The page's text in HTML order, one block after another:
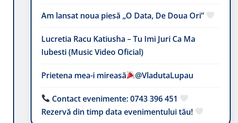
Am lansat noua piesă „O Data, De Doua Ori”
Lucretia Racu Katiusha – Tu Imi Juri Ca Ma
Iubesti (Music Video Oficial)
Prietena mea-i mireasă​ @VladutaLupau
Contact evenimente: 0743 396 451
Rezervă din timp data evenimentului tău!